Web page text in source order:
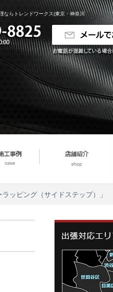
ならトレンドワークス|東京・神奈川
ッピング（サイドステップ）」